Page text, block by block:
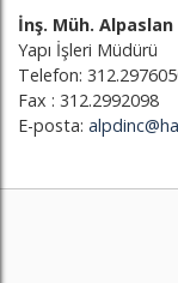
İnş. Müh. Alpaslan
Yapı İşleri Müdürü
Telefon:
Fax : 312.2992098
E-posta: